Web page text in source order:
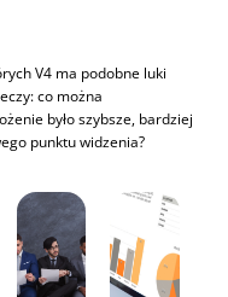
V4 ma podobne luki
co można
było szybsze, bardziej
punktu widzenia?